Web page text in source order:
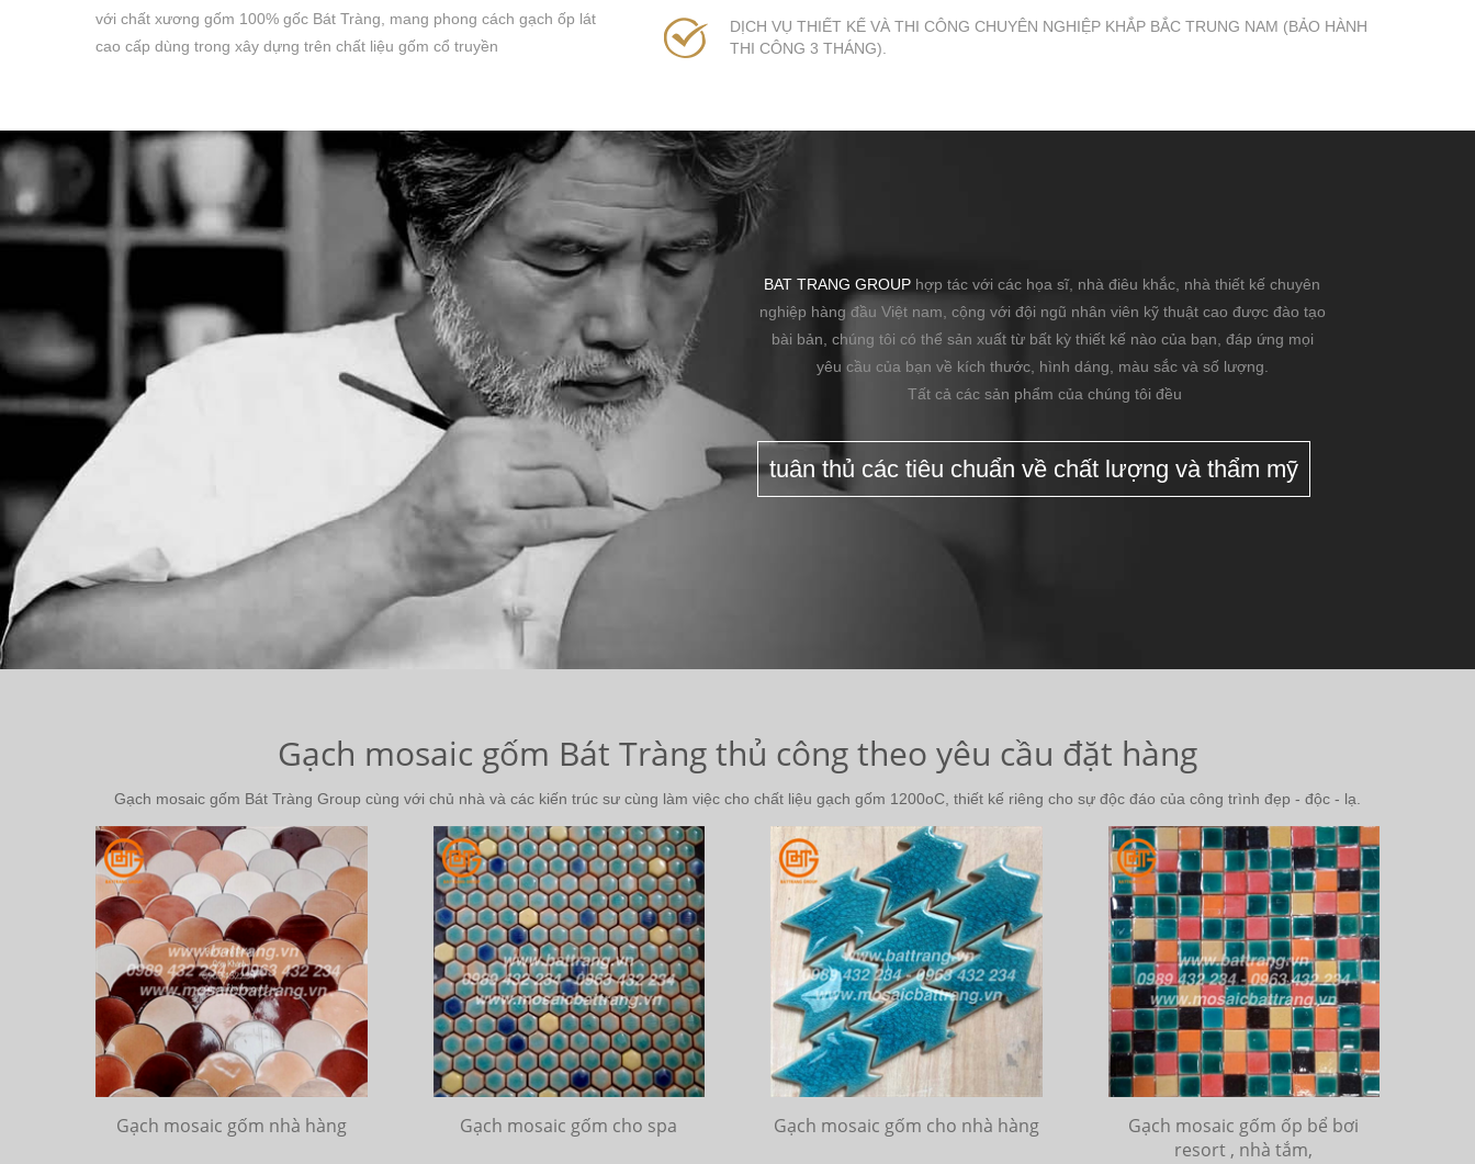
với chất xương gốm 100% gốc Bát Tràng, mang phong cách gạch ốp lát
cao cấp dùng trong xây dựng trên chất liệu gốm cổ truyền
DỊCH VỤ THIẾT KẾ VÀ THI CÔNG CHUYÊN NGHIỆP KHẮP BẮC TRUNG NAM (BẢO HÀNH
THI CÔNG 3 THÁNG).
BAT TRANG GROUP hợp tác với các họa sĩ, nhà điêu khắc, nhà thiết kế chuyên
nghiệp hàng đầu Việt nam, cộng với đội ngũ nhân viên kỹ thuật cao được đào tạo
bài bản, chúng tôi có thể sản xuất từ bất kỳ thiết kế nào của bạn, đáp ứng mọi
yêu cầu của bạn về kích thước, hình dáng, màu sắc và số lượng.
Tất cả các sản phẩm của chúng tôi đều
tuân thủ các tiêu chuẩn về chất lượng và thẩm mỹ
Gạch mosaic gốm Bát Tràng thủ công theo yêu cầu đặt hàng
Gạch mosaic gốm Bát Tràng Group cùng với chủ nhà và các kiến trúc sư cùng làm việc cho chất liệu gạch gốm 1200oC, thiết kế riêng cho sự độc đáo của công trình đẹp - độc - lạ.
Gạch mosaic gốm nhà hàng Gạch mosaic gốm cho spa Gạch mosaic gốm cho nhà hàng
Gạch mosaic gốm ốp bể bơi
resort , nhà tắm,